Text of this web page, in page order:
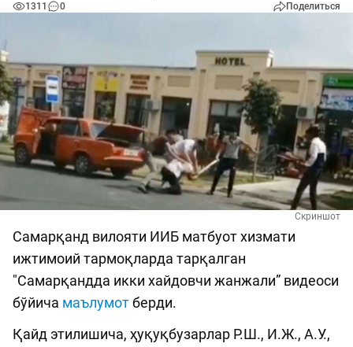
1311 0 Поделиться
Скриншот
Самарқанд вилояти ИИБ матбуот хизмати
ижтимоий тармоқларда тарқалган
"Самарқандда икки хайдовчи жанжали” видеоси
бўйича маълумотберди.
Қайд этилишича, ҳуқуқбузарлар Р.Ш., И.Ж., А.У.,